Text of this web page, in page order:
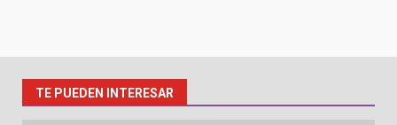
TE PUEDEN INTERESAR